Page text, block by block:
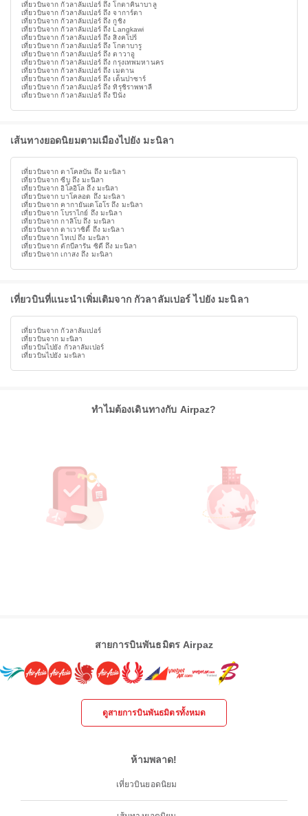
เที่ยวบินจาก กัวลาลัมเปอร์ ถึง โกตาคินาบาลู
เที่ยวบินจาก กัวลาลัมเปอร์ ถึง จาการ์ตา
เที่ยวบินจาก กัวลาลัมเปอร์ ถึง กูชิง
เที่ยวบินจาก กัวลาลัมเปอร์ ถึง Langkawi
เที่ยวบินจาก กัวลาลัมเปอร์ ถึง สิงคโปร์
เที่ยวบินจาก กัวลาลัมเปอร์ ถึง โกตาบารู
เที่ยวบินจาก กัวลาลัมเปอร์ ถึง ตาวาอู
เที่ยวบินจาก กัวลาลัมเปอร์ ถึง กรุงเทพมหานคร
เที่ยวบินจาก กัวลาลัมเปอร์ ถึง เมดาน
เที่ยวบินจาก กัวลาลัมเปอร์ ถึง เด็นปาซาร์
เที่ยวบินจาก กัวลาลัมเปอร์ ถึง ทิรุชิราพพาลี
เที่ยวบินจาก กัวลาลัมเปอร์ ถึง ปีนัง
เส้นทางยอดนิยมตามเมืองไปยัง มะนิลา
เที่ยวบินจาก ตาโคลบัน ถึง มะนิลา
เที่ยวบินจาก ซีบู ถึง มะนิลา
เที่ยวบินจาก อิโลอิโล ถึง มะนิลา
เที่ยวบินจาก บาโคลอด ถึง มะนิลา
เที่ยวบินจาก คากายันเดโอโร ถึง มะนิลา
เที่ยวบินจาก โบราไกย์ ถึง มะนิลา
เที่ยวบินจาก กาลิโบ ถึง มะนิลา
เที่ยวบินจาก ดาเวาซิตี้ ถึง มะนิลา
เที่ยวบินจาก ไทเป ถึง มะนิลา
เที่ยวบินจาก ตักบีลารัน ซิตี ถึง มะนิลา
เที่ยวบินจาก เกาสง ถึง มะนิลา
เที่ยวบินที่แนะนำเพิ่มเติมจาก กัวลาลัมเปอร์ ไปยัง มะนิลา
เที่ยวบินจาก กัวลาลัมเปอร์
เที่ยวบินจาก มะนิลา
เที่ยวบินไปยัง กัวลาลัมเปอร์
เที่ยวบินไปยัง มะนิลา
ทำไมต้องเดินทางกับ Airpaz?
สายการบินพันธมิตร Airpaz
ดูสายการบินพันธมิตรทั้งหมด
ห้ามพลาด!
เที่ยวบินยอดนิยม